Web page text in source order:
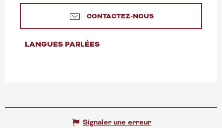
CONTACTEZ-NOUS
LANGUES PARLÉES
LANGUES PARLÉES
Signaler une erreur